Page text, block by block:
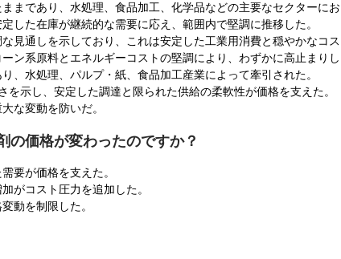
まであり、水処理、食品加工、化学品などの主要なセクターに
した在庫が継続的な需要に応え、範囲内で堅調に推移した。
見通しを示しており、これは安定した工業用消費と穏やかなコ
ン系原料とエネルギーコストの堅調により、わずかに高止まりし
、水処理、パルプ・紙、食品加工産業によって牽引された。
示し、安定した調達と限られた供給の柔軟性が価格を支えた。
な変動を防いだ。
の価格が変わったのですか？
要が価格を支えた。
がコスト圧力を追加した。
動を制限した。